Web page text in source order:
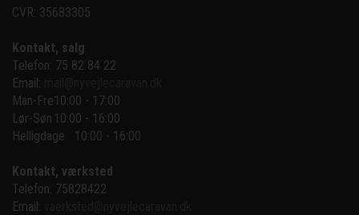
CVR: 35683305
Kontakt, salg
Telefon: 75 82 84 22
Email:
Man-Fre10:00 - 17:00
Lør-Søn 10:00 - 16:00
Helligdage   10:00 - 16:00
Kontakt, værksted
Telefon: 75828422
Email: